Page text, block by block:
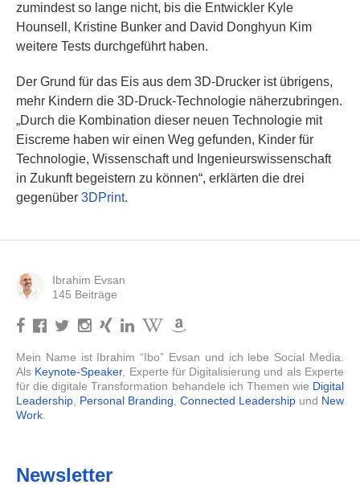
zumindest so lange nicht, bis die Entwickler Kyle
Hounsell, Kristine Bunker and David Donghyun Kim
weitere Tests durchgeführt haben.
Der Grund für das Eis aus dem 3D-Drucker ist übrigens,
mehr Kindern die 3D-Druck-Technologie näherzubringen.
„Durch die Kombination dieser neuen Technologie mit
Eiscreme haben wir einen Weg gefunden, Kinder für
Technologie, Wissenschaft und Ingenieurswissenschaft
in Zukunft begeistern zu können“, erklärten die drei
gegenüber 3DPrint.
Ibrahim Evsan
145 Beiträge
Mein Name ist Ibrahim “Ibo” Evsan und ich lebe Social Media.
Als Keynote-Speaker, Experte für Digitalisierung und als Experte
für die digitale Transformation behandele ich Themen wie Digital
Leadership, Personal Branding, Connected Leadership und New
Work.
Newsletter